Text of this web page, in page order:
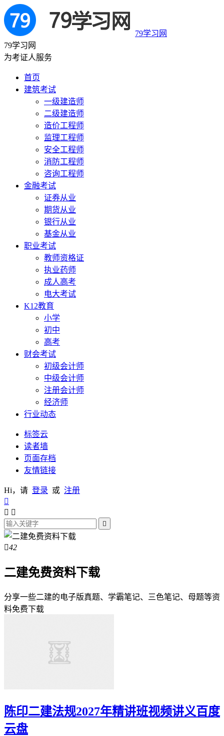
79学习网
79学习网
为考证人服务
首页
建筑考试
一级建造师
二级建造师
造价工程师
监理工程师
安全工程师
消防工程师
咨询工程师
金融考试
证券从业
期货从业
银行从业
基金从业
职业考试
教师资格证
执业药师
成人高考
电大考试
K12教育
小学
初中
高考
财会考试
初级会计师
中级会计师
注册会计师
经济师
行业动态
标签云
读者墙
页面存档
友情链接
Hi，请 登录 或 注册

 

42
二建免费资料下载
分享一些二建的电子版真题、学霸笔记、三色笔记、母题等资
料免费下载
陈印二建法规2027年精讲班视频讲义百度
云盘